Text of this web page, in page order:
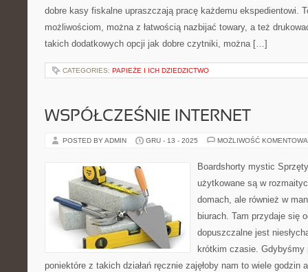
dobre kasy fiskalne upraszczają pracę każdemu ekspedientowi.
możliwościom, można z łatwością nazbijać towary, a też
takich dodatkowych opcji jak dobre czytniki, można […]
CATEGORIES: PAPIEŻE I ICH DZIEDZICTWO
WSPÓŁCZEŚNIE INTERNET
POSTED BY ADMIN GRU - 13 - 2025 MOŻLIWOŚĆ
Boardshorty mystic
użytkowane są w
domach, ale również w
biurach. Tam przydaje się
dopuszczalne jest
krótkim czasie. Gdybyśmy
poniektóre z takich działań ręcznie zajęłoby nam to wiele godzin